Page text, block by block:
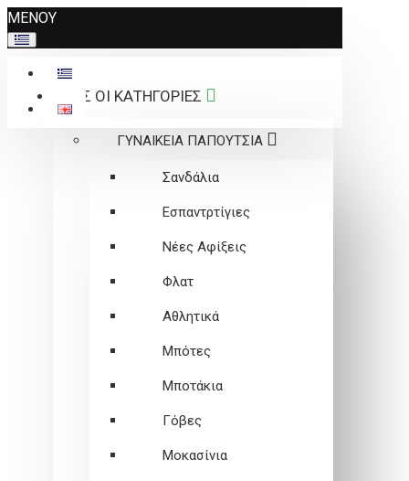
Σημείωση:
Αυτός
ο
ιστότοπος
περιλαμβάνει
ΜΕΝΟΥ
ΟΛΕΣ ΟΙ ΚΑΤΗΓΟΡΙΕΣ
ΓΥΝΑΙΚΕΙΑ ΠΑΠΟΥΤΣΙΑ
Σανδάλια
Εσπαντρτίγιες
Νέες Αφίξεις
Φλατ
Αθλητικά
Μπότες
Μποτάκια
Γόβες
Μοκασίνια